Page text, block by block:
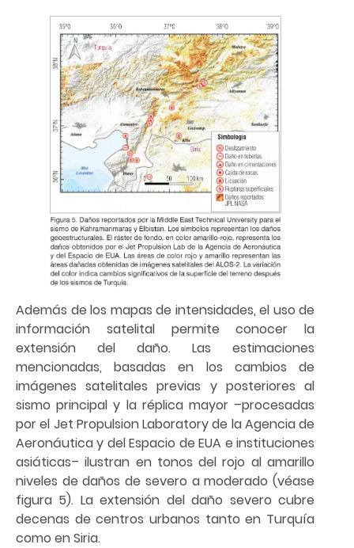
Además de los mapas de intensidades, el uso de
información satelital permite conocer la
extensión del daño. Las estimaciones
mencionadas, basadas en los cambios de
imágenes satelitales previas y posteriores al
sismo principal y la réplica mayor –procesadas
por el Jet Propulsion Laboratory de la Agencia de
Aeronáutica y del Espacio de EUA e instituciones
asiáticas– ilustran en tonos del rojo al amarillo
niveles de daños de severo a moderado (véase
figura 5). La extensión del daño severo cubre
decenas de centros urbanos tanto en Turquía
como en Siria.